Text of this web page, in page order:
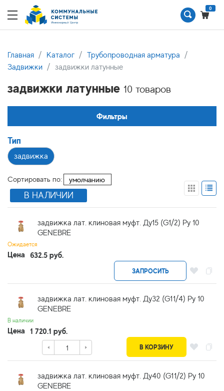
0
Главная Каталог
Трубопроводная арматура
Задвижки
задвижки латунные
задвижки латунные 10 товаров
Фильтры
Тип
задвижка
Сортировать по:
В НАЛИЧИИ
задвижка лат. клиновая муфт. Ду15 (G1/2) Ру 10
GENEBRE
Ожидается
Цена 632.5 руб.
ЗАПРОСИТЬ
задвижка лат. клиновая муфт. Ду32 (G11/4) Ру 10
GENEBRE
В наличии
Цена 1 720.1 руб.
В КОРЗИНУ
задвижка лат. клиновая муфт. Ду40 (G11/2) Ру 10
GENEBRE